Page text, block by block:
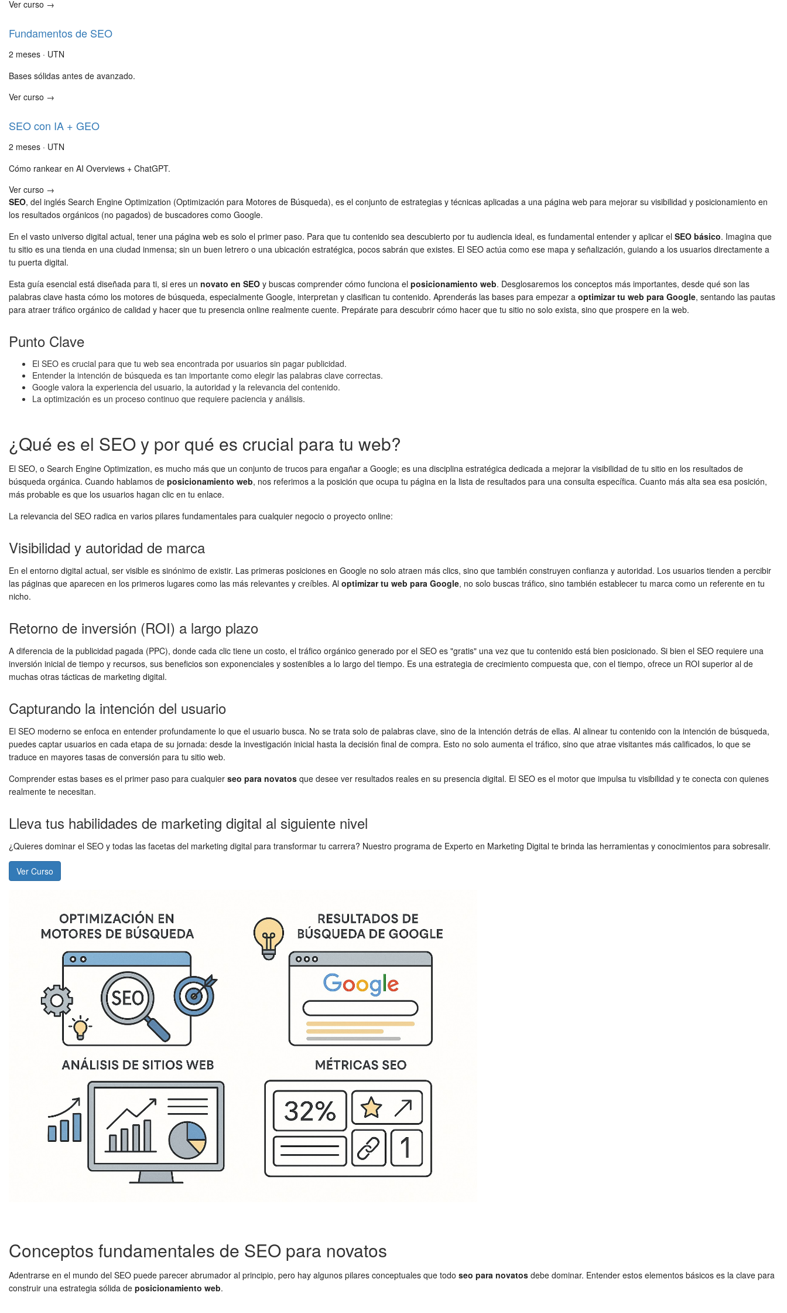
Ver curso →
Fundamentos de SEO
2 meses · UTN
Bases sólidas antes de avanzado.
Ver curso →
SEO con IA + GEO
2 meses · UTN
Cómo rankear en AI Overviews + ChatGPT.
Ver curso →
SEO, del inglés Search Engine Optimization (Optimización para Motores de Búsqueda), es el conjunto de estrategias y técnicas aplicadas a una página web para mejorar su visibilidad y posicionamiento en
los resultados orgánicos (no pagados) de buscadores como Google.
En el vasto universo digital actual, tener una página web es solo el primer paso. Para que tu contenido sea descubierto por tu audiencia ideal, es fundamental entender y aplicar el SEO básico. Imagina que
tu sitio es una tienda en una ciudad inmensa; sin un buen letrero o una ubicación estratégica, pocos sabrán que existes. El SEO actúa como ese mapa y señalización, guiando a los usuarios directamente a
tu puerta digital.
Esta guía esencial está diseñada para ti, si eres un novato en SEO y buscas comprender cómo funciona el posicionamiento web. Desglosaremos los conceptos más importantes, desde qué son las
palabras clave hasta cómo los motores de búsqueda, especialmente Google, interpretan y clasifican tu contenido. Aprenderás las bases para empezar a optimizar tu web para Google, sentando las pautas
para atraer tráfico orgánico de calidad y hacer que tu presencia online realmente cuente. Prepárate para descubrir cómo hacer que tu sitio no solo exista, sino que prospere en la web.
Punto Clave
El SEO es crucial para que tu web sea encontrada por usuarios sin pagar publicidad.
Entender la intención de búsqueda es tan importante como elegir las palabras clave correctas.
Google valora la experiencia del usuario, la autoridad y la relevancia del contenido.
La optimización es un proceso continuo que requiere paciencia y análisis.
¿Qué es el SEO y por qué es crucial para tu web?
El SEO, o Search Engine Optimization, es mucho más que un conjunto de trucos para engañar a Google; es una disciplina estratégica dedicada a mejorar la visibilidad de tu sitio en los resultados de
búsqueda orgánica. Cuando hablamos de posicionamiento web, nos referimos a la posición que ocupa tu página en la lista de resultados para una consulta específica. Cuanto más alta sea esa posición,
más probable es que los usuarios hagan clic en tu enlace.
La relevancia del SEO radica en varios pilares fundamentales para cualquier negocio o proyecto online:
Visibilidad y autoridad de marca
En el entorno digital actual, ser visible es sinónimo de existir. Las primeras posiciones en Google no solo atraen más clics, sino que también construyen confianza y autoridad. Los usuarios tienden a percibir
las páginas que aparecen en los primeros lugares como las más relevantes y creíbles. Al optimizar tu web para Google, no solo buscas tráfico, sino también establecer tu marca como un referente en tu
nicho.
Retorno de inversión (ROI) a largo plazo
A diferencia de la publicidad pagada (PPC), donde cada clic tiene un costo, el tráfico orgánico generado por el SEO es "gratis" una vez que tu contenido está bien posicionado. Si bien el SEO requiere una
inversión inicial de tiempo y recursos, sus beneficios son exponenciales y sostenibles a lo largo del tiempo. Es una estrategia de crecimiento compuesta que, con el tiempo, ofrece un ROI superior al de
muchas otras tácticas de marketing digital.
Capturando la intención del usuario
El SEO moderno se enfoca en entender profundamente lo que el usuario busca. No se trata solo de palabras clave, sino de la intención detrás de ellas. Al alinear tu contenido con la intención de búsqueda,
puedes captar usuarios en cada etapa de su jornada: desde la investigación inicial hasta la decisión final de compra. Esto no solo aumenta el tráfico, sino que atrae visitantes más calificados, lo que se
traduce en mayores tasas de conversión para tu sitio web.
Comprender estas bases es el primer paso para cualquier seo para novatos que desee ver resultados reales en su presencia digital. El SEO es el motor que impulsa tu visibilidad y te conecta con quienes
realmente te necesitan.
Lleva tus habilidades de marketing digital al siguiente nivel
¿Quieres dominar el SEO y todas las facetas del marketing digital para transformar tu carrera? Nuestro programa de Experto en Marketing Digital te brinda las herramientas y conocimientos para sobresalir.
Ver Curso
Conceptos fundamentales de SEO para novatos
Adentrarse en el mundo del SEO puede parecer abrumador al principio, pero hay algunos pilares conceptuales que todo seo para novatos debe dominar. Entender estos elementos básicos es la clave para
construir una estrategia sólida de posicionamiento web.